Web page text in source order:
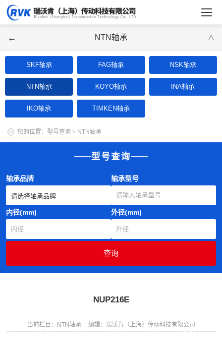
← NTN轴承 ∨
SKF轴承 FAG轴承 NSK轴承
NTN轴承 KOYO轴承 INA轴承
IKO轴承 TIMKEN轴承
您的位置： 型号查询 > NTN轴承
型号查询
轴承品牌 轴承型号
内径(mm) 外径(mm)
NUP216E
当前栏目：NTN轴承 编辑：瑞沃肯（上海）传动科技有限公司